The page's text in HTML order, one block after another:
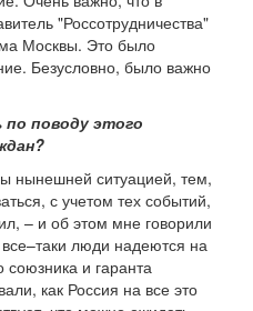
"Россотрудничества"
Москвы. Это было
Безусловно, было важно
поводу этого
нынешней ситуацией, тем,
с учетом тех событий,
– и об этом мне говорили
люди надеются на
союзника и гаранта
как Россия на все это